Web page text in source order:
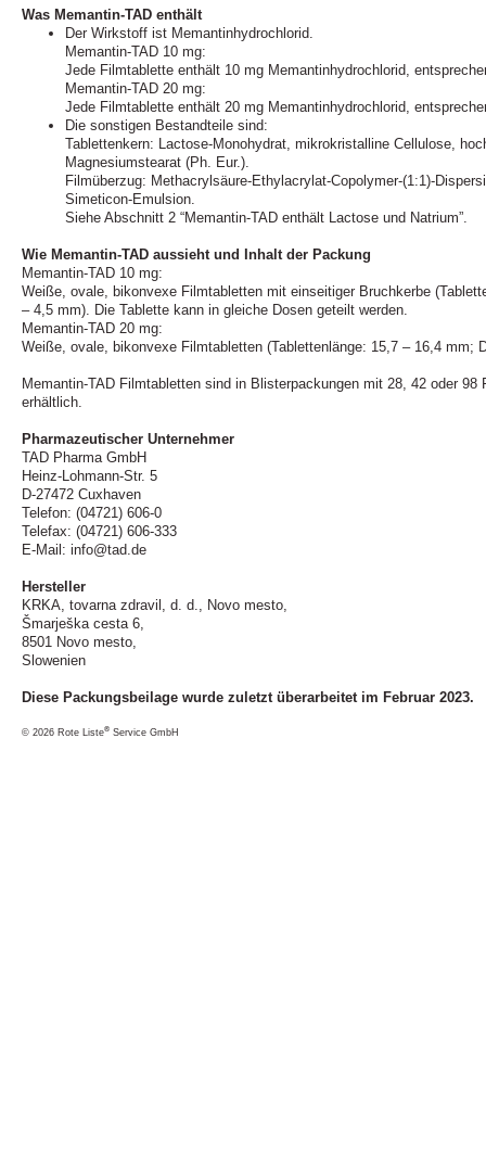
Was Memantin-TAD enthält
Der Wirkstoff ist Memantinhydrochlorid.
Memantin-TAD 10 mg:
Jede Filmtablette enthält 10 mg Memantinhydrochlorid,
Memantin-TAD 20 mg:
Jede Filmtablette enthält 20 mg Memantinhydrochlorid,
Die sonstigen Bestandteile sind:
Tablettenkern: Lactose-Monohydrat, mikrokristalline Cellulose,
Magnesiumstearat (Ph. Eur.).
Filmüberzug: Methacrylsäure-Ethylacrylat-Copolymer-(1:1)-
Simeticon-Emulsion.
Siehe Abschnitt 2 “Memantin-TAD enthält Lactose und Natrium”.
Wie Memantin-TAD aussieht und Inhalt der Packung
Memantin-TAD 10 mg:
Weiße, ovale, bikonvexe Filmtabletten mit einseitiger Bruchkerbe
– 4,5 mm). Die Tablette kann in gleiche Dosen geteilt werden.
Memantin-TAD 20 mg:
Weiße, ovale, bikonvexe Filmtabletten (Tablettenlänge: 15,7 – 16,4 mm;
Memantin-TAD Filmtabletten sind in Blisterpackungen mit 28, 42 oder
erhältlich.
Pharmazeutischer Unternehmer
TAD Pharma GmbH
Heinz-Lohmann-Str. 5
D-27472 Cuxhaven
Telefon: (04721) 606-0
Telefax: (04721) 606-333
E-Mail: info@tad.de
Hersteller
KRKA, tovarna zdravil, d. d., Novo mesto,
Šmarješka cesta 6,
8501 Novo mesto,
Slowenien
Diese Packungsbeilage wurde zuletzt überarbeitet im Februar 2023.
© 2026 Rote Liste® Service GmbH